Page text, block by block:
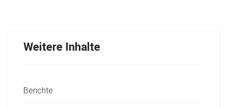
Weitere Inhalte
Berichte